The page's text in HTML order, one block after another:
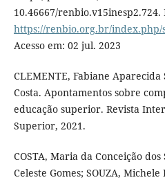
10.46667/renbio.v15inesp2.724.
https://renbio.org.br/
Acesso em: 02 jul. 2023
CLEMENTE, Fabiane
Costa. Apontamentos sobre
educação superior. Revista
Superior, 2021.
COSTA, Maria da Conceição
Celeste Gomes; SOUZA,